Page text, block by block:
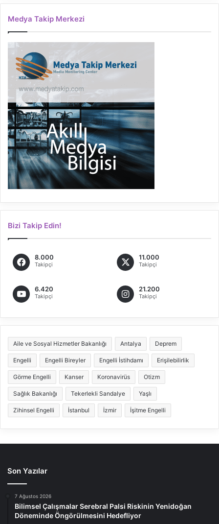
Medya Takip Merkezi
Bizi Takip Edin!
8.000
Takipçi
11.000
Takipçi
6.420
Takipçi
21.200
Takipçi
Aile ve Sosyal Hizmetler Bakanlığı Antalya Deprem
Engelli Engelli Bireyler Engelli İstihdamı Erişilebilirlik
Görme Engelli Kanser Koronavirüs Otizm
Sağlık Bakanlığı Tekerlekli Sandalye Yaşlı
Zihinsel Engelli İstanbul İzmir İşitme Engelli
Son Yazılar
7 Ağustos 2026
Bilimsel Çalışmalar Serebral Palsi Riskinin Yenidoğan
Döneminde Öngörülmesini Hedefliyor